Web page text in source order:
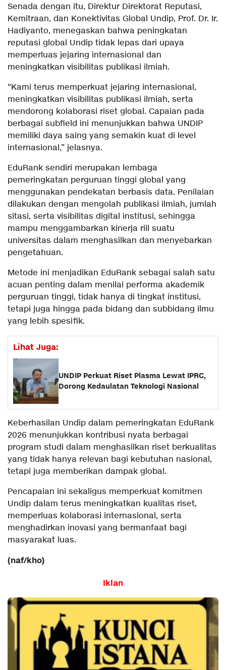
Senada dengan itu, Direktur Direktorat Reputasi,
Kemitraan, dan Konektivitas Global Undip, Prof. Dr. Ir.
Hadiyanto, menegaskan bahwa peningkatan
reputasi global Undip tidak lepas dari upaya
memperluas jejaring internasional dan
meningkatkan visibilitas publikasi ilmiah.
“Kami terus memperkuat jejaring internasional,
meningkatkan visibilitas publikasi ilmiah, serta
mendorong kolaborasi riset global. Capaian pada
berbagai subfield ini menunjukkan bahwa UNDIP
memiliki daya saing yang semakin kuat di level
internasional,” jelasnya.
EduRank sendiri merupakan lembaga
pemeringkatan perguruan tinggi global yang
menggunakan pendekatan berbasis data. Penilaian
dilakukan dengan mengolah publikasi ilmiah, jumlah
sitasi, serta visibilitas digital institusi, sehingga
mampu menggambarkan kinerja riil suatu
universitas dalam menghasilkan dan menyebarkan
pengetahuan.
Metode ini menjadikan EduRank sebagai salah satu
acuan penting dalam menilai performa akademik
perguruan tinggi, tidak hanya di tingkat institusi,
tetapi juga hingga pada bidang dan subbidang ilmu
yang lebih spesifik.
Lihat Juga:
UNDIP Perkuat Riset Plasma Lewat IPRC,
Dorong Kedaulatan Teknologi Nasional
Keberhasilan Undip dalam pemeringkatan EduRank
2026 menunjukkan kontribusi nyata berbagai
program studi dalam menghasilkan riset berkualitas
yang tidak hanya relevan bagi kebutuhan nasional,
tetapi juga memberikan dampak global.
Pencapaian ini sekaligus memperkuat komitmen
Undip dalam terus meningkatkan kualitas riset,
memperluas kolaborasi internasional, serta
menghadirkan inovasi yang bermanfaat bagi
masyarakat luas.
(naf/kho)
Iklan